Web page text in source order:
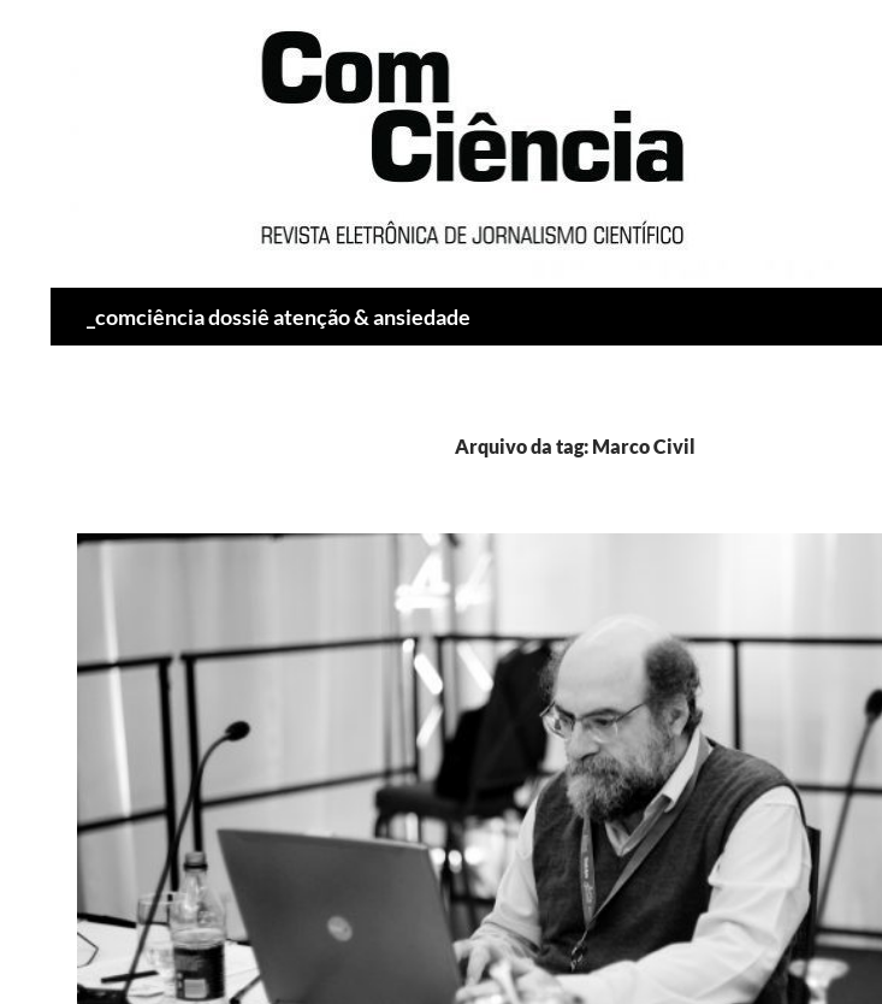
_comciência dossiê atenção & ansiedade
Arquivo da tag: Marco Civil